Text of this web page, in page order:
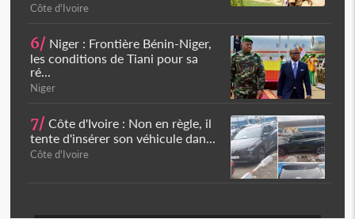
Côte d'Ivoire
6/ Niger : Frontière Bénin-Niger,
les conditions de Tiani pour sa
ré...
Niger
7/ Côte d'Ivoire : Non en règle, il
tente d'insérer son véhicule dan...
Côte d'Ivoire